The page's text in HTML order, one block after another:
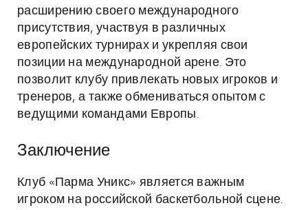
расширению своего международного
присутствия, участвуя в различных
европейских турнирах и укрепляя свои
позиции на международной арене. Это
позволит клубу привлекать новых игроков и
тренеров, а также обмениваться опытом с
ведущими командами Европы.
Заключение
Клуб «Парма Уникс» является важным
игроком на российской баскетбольной сцене.